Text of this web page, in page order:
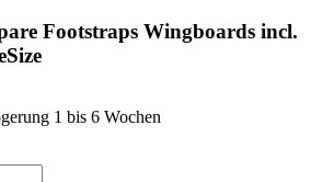
Footstraps Wingboards incl.
1 bis 6 Wochen